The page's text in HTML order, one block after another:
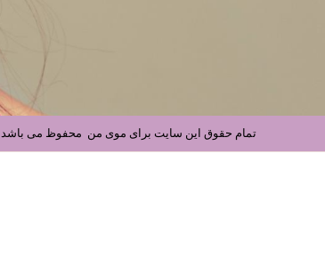
تمام حقوق این سایت برای موی من محفوظ می باشد